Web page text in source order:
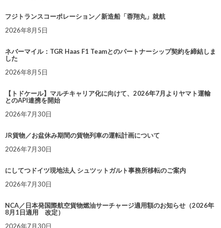
フジトランスコーポレーション／新造船「蓉翔丸」就航
2026年8月5日
ネバーマイル：TGR Haas F1 Teamとのパートナーシップ契約を締結しま
した
2026年8月5日
【トドケール】マルチキャリア化に向けて、2026年7月よりヤマト運輸
とのAPI連携を開始
2026年7月30日
JR貨物／お盆休み期間の貨物列車の運転計画について
2026年7月30日
にしてつドイツ現地法人 シュツットガルト事務所移転のご案内
2026年7月30日
NCA／日本発国際航空貨物燃油サーチャージ適用額のお知らせ（2026年
8月1日適用 改定）
2026年7月30日